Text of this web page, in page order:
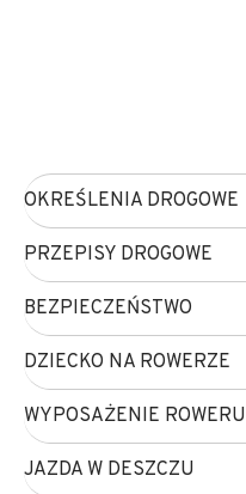
OKREŚLENIA DROGOWE
PRZEPISY DROGOWE
BEZPIECZEŃSTWO
DZIECKO NA ROWERZE
WYPOSAŻENIE ROWERU
JAZDA W DESZCZU